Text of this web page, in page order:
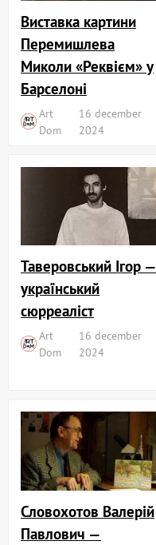
Виставка картини
Перемишлева
Миколи «Реквієм» у
Барселоні
Art
Dom
16 december
2024
Таверовський Ігор —
український
сюрреаліст
Art
Dom
16 december
2024
Словохотов Валерій
Павлович —